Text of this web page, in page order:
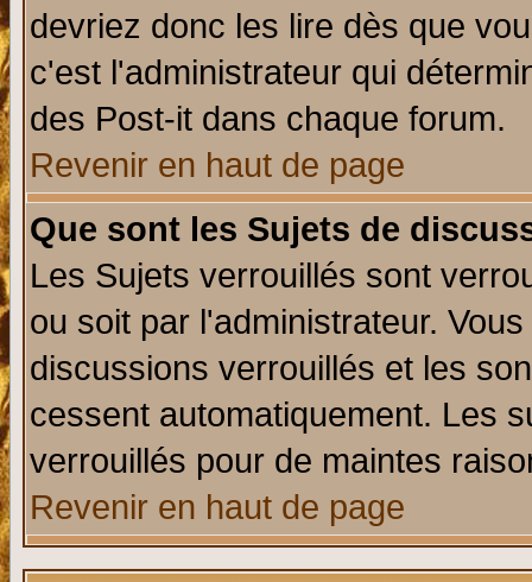
devriez donc les lire dès que
c'est l'administrateur qui
des Post-it dans chaque forum.
Revenir en haut de page
Que sont les Sujets de
Les Sujets verrouillés sont
ou soit par l'administrateur.
discussions verrouillés et les
cessent automatiquement. Les
verrouillés pour de maintes
Revenir en haut de page